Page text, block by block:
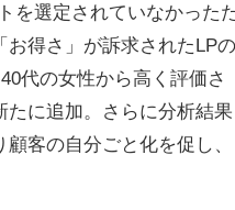
を選定されていなかった
得さ」が訴求されたLPの
代の女性から高く評価さ
たに追加。さらに分析結果
客の自分ごと化を促し、